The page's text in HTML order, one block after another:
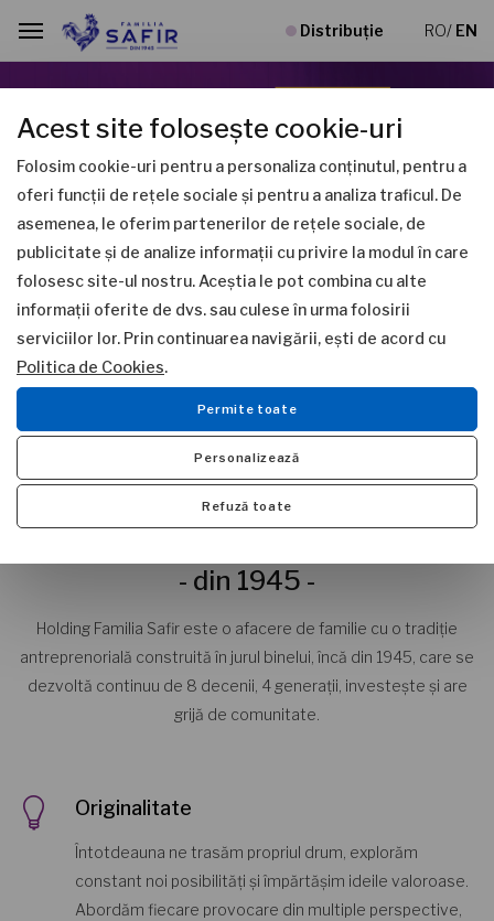
Distribuție RO/ EN
NE CAUȚI PRODUSELE?
NU NE GĂSEȘTI LA RAFT?
- din 1945 -
Holding Familia Safir este o afacere de familie cu o tradiție
antreprenorială construită în jurul binelui, încă din 1945, care se
dezvoltă continuu de 8 decenii, 4 generații, investește și are
grijă de comunitate.
Originalitate
Întotdeauna ne trasăm propriul drum, explorăm
constant noi posibilități și împărtășim ideile valoroase.
Abordăm fiecare provocare din multiple perspective,
Acest site folosește cookie-uri
Folosim cookie-uri pentru a personaliza conținutul, pentru a
oferi funcții de rețele sociale și pentru a analiza traficul. De
asemenea, le oferim partenerilor de rețele sociale, de
publicitate și de analize informații cu privire la modul în care
folosesc site-ul nostru. Aceștia le pot combina cu alte
informații oferite de dvs. sau culese în urma folosirii
serviciilor lor. Prin continuarea navigării, ești de acord cu
Politica de Cookies.
Permite toate
Personalizează
Refuză toate